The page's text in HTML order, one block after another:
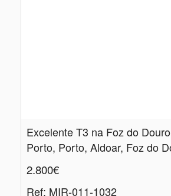
Excelente T3 na Foz do Douro
2.800€
Ref: MIR-011-1032